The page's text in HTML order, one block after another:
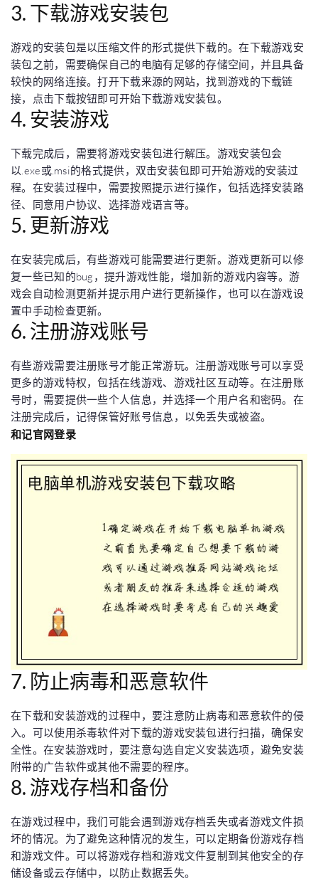
3. 下载游戏安装包
游戏的安装包是以压缩文件的形式提供下载的。在下载游戏安
装包之前，需要确保自己的电脑有足够的存储空间，并且具备
较快的网络连接。打开下载来源的网站，找到游戏的下载链
接，点击下载按钮即可开始下载游戏安装包。
4. 安装游戏
下载完成后，需要将游戏安装包进行解压。游戏安装包会
以.exe或.msi的格式提供，双击安装包即可开始游戏的安装过
程。在安装过程中，需要按照提示进行操作，包括选择安装路
径、同意用户协议、选择游戏语言等。
5. 更新游戏
在安装完成后，有些游戏可能需要进行更新。游戏更新可以修
复一些已知的bug，提升游戏性能，增加新的游戏内容等。游
戏会自动检测更新并提示用户进行更新操作，也可以在游戏设
置中手动检查更新。
6. 注册游戏账号
有些游戏需要注册账号才能正常游玩。注册游戏账号可以享受
更多的游戏特权，包括在线游戏、游戏社区互动等。在注册账
号时，需要提供一些个人信息，并选择一个用户名和密码。在
注册完成后，记得保管好账号信息，以免丢失或被盗。
和记官网登录
7. 防止病毒和恶意软件
在下载和安装游戏的过程中，要注意防止病毒和恶意软件的侵
入。可以使用杀毒软件对下载的游戏安装包进行扫描，确保安
全性。在安装游戏时，要注意勾选自定义安装选项，避免安装
附带的广告软件或其他不需要的程序。
8. 游戏存档和备份
在游戏过程中，我们可能会遇到游戏存档丢失或者游戏文件损
坏的情况。为了避免这种情况的发生，可以定期备份游戏存档
和游戏文件。可以将游戏存档和游戏文件复制到其他安全的存
储设备或云存储中，以防止数据丢失。